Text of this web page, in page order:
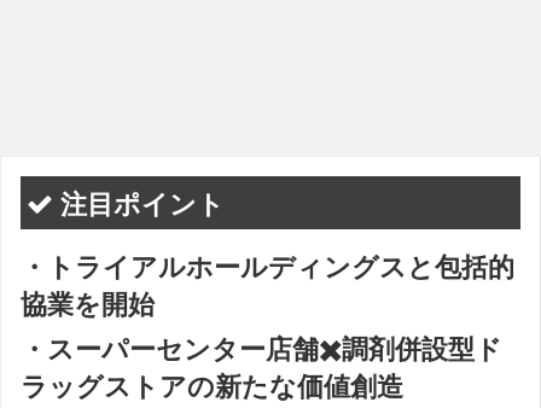
注目ポイント
・トライアルホールディングスと包括的
協業を開始
・スーパーセンター店舗✖️調剤併設型ド
ラッグストアの新たな価値創造